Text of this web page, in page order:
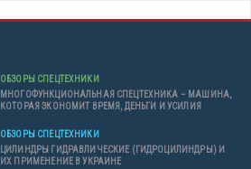
ОБЗОРЫ СПЕЦТЕХНИКИ
МНОГОФУНКЦИОНАЛЬНАЯ СПЕЦТЕХНИКА – МАШИНА,
КОТОРАЯ ЭКОНОМИТ ВРЕМЯ, ДЕНЬГИ И УСИЛИЯ
ОБЗОРЫ СПЕЦТЕХНИКИ
ЦИЛИНДРЫ ГИДРАВЛИЧЕСКИЕ (ГИДРОЦИЛИНДРЫ) И
ИХ ПРИМЕНЕНИЕ В УКРАИНЕ